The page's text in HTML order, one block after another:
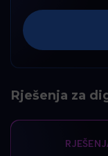
Rješenja za